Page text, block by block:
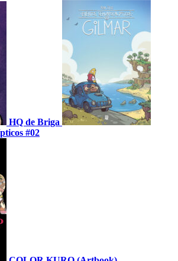
HQ de Briga
#02